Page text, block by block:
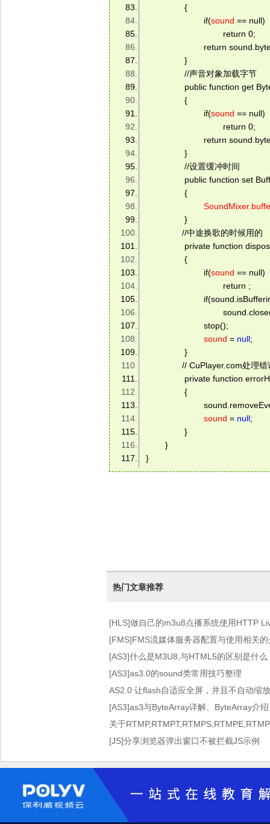
{
if(sound == null)
return 0;
return
}
//声音对象加载字
public function get
{
if(sound == null)
return 0;
return
}
//设置缓冲时间
public function set
{
}
//中途换歌的时候用的
private function
{
if(sound == null)
return ;
sound = null;
}
// CuPlayer.com处理错
private function
{
sound = null;
}
}
}
热门文章推荐
[HLS]做自己的m3u8点播系统使用HTTP
术）
[FMS]FMS流媒体服务器配置与使用相关的
[AS3]什么是M3U8,与HTML5的区别是什么
[AS3]as3.0的sound类常用技巧整理
AS2.0 让flash自适应全屏，并且不自动缩放
[AS3]as3与ByteArray详解、ByteArray介
关于
[JS]分享浏览器弹出窗口不被拦截JS示例